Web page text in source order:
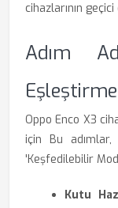
cihazlarının
Adım
Oppo Enco X3
için Bu
'Keşfedilebilir
Kutu